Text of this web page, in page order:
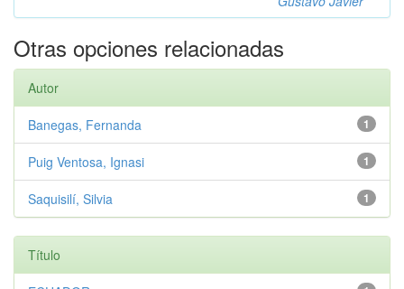
Otras opciones relacionadas
Autor
1
Banegas, Fernanda
1
Puig Ventosa, Ignasi
1
Saquisilí, Silvia
Título